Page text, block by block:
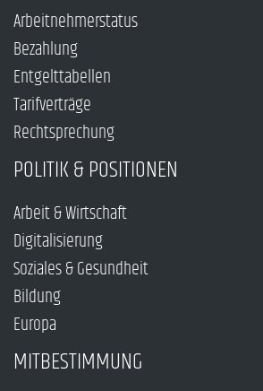
Arbeitnehmerstatus
Bezahlung
Entgelttabellen
Tarifverträge
Rechtsprechung
POLITIK & POSITIONEN
Arbeit & Wirtschaft
Digitalisierung
Soziales & Gesundheit
Bildung
Europa
MITBESTIMMUNG